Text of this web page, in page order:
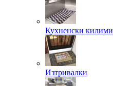
Кухненски килими
Изтривалки